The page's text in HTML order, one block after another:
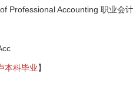
Professional Accounting 职业会
本科毕业】